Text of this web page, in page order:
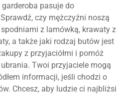
pasuje do
czy mężczyźni noszą
z lamówką, krawaty z
a także jaki rodzaj butów jest
z przyjaciółmi i pomóż
Twoi przyjaciele mogą
informacji, jeśli chodzi o
Chcesz, aby ludzie ci najbliżsi